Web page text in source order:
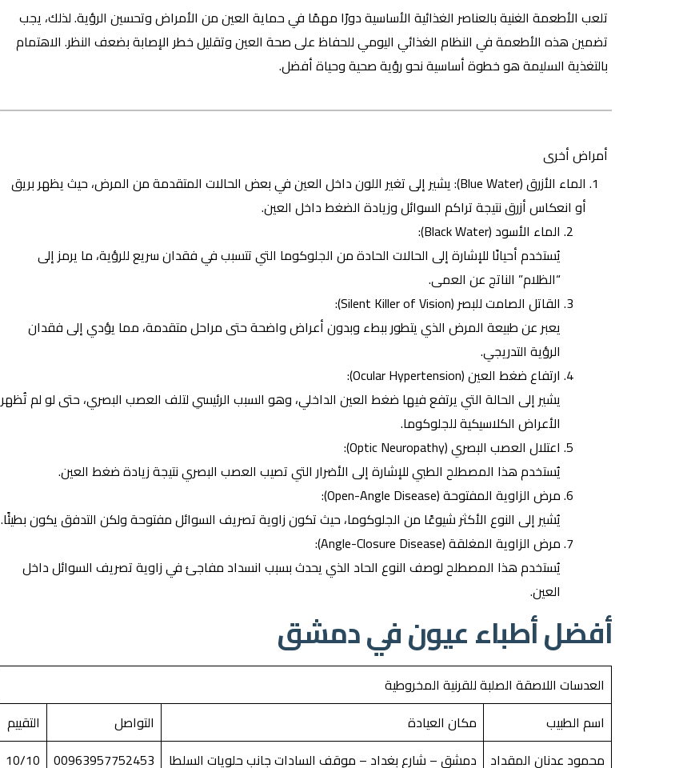
تلعب الأطعمة الغنية بالعناصر الغذائية الأساسية دورًا مهمًا في حماية العين من الأمراض وتحسين الرؤية. لذلك، يجب
تضمين هذه الأطعمة في النظام الغذائي اليومي للحفاظ على صحة العين وتقليل خطر الإصابة بضعف النظر. الاهتمام
بالتغذية السليمة هو خطوة أساسية نحو رؤية صحية وحياة أفضل.
أمراض أخرى
الماء الأزرق (Blue Water): يشير إلى تغير اللون داخل العين في بعض الحالات المتقدمة من المرض، حيث يظهر بريق
أو انعكاس أزرق نتيجة تراكم السوائل وزيادة الضغط داخل العين.
الماء الأسود (Black Water):
يُستخدم أحيانًا للإشارة إلى الحالات الحادة من الجلوكوما التي تتسبب في فقدان سريع للرؤية، ما يرمز إلى
“الظلام” الناتج عن العمى.
القاتل الصامت للبصر (Silent Killer of Vision):
يعبر عن طبيعة المرض الذي يتطور ببطء وبدون أعراض واضحة حتى مراحل متقدمة، مما يؤدي إلى فقدان
الرؤية التدريجي.
ارتفاع ضغط العين (Ocular Hypertension):
يشير إلى الحالة التي يرتفع فيها ضغط العين الداخلي، وهو السبب الرئيسي لتلف العصب البصري، حتى لو لم تُظهر
الأعراض الكلاسيكية للجلوكوما.
اعتلال العصب البصري (Optic Neuropathy):
يُستخدم هذا المصطلح الطبي للإشارة إلى الأضرار التي تصيب العصب البصري نتيجة زيادة ضغط العين.
مرض الزاوية المفتوحة (Open-Angle Disease):
يُشير إلى النوع الأكثر شيوعًا من الجلوكوما، حيث تكون زاوية تصريف السوائل مفتوحة ولكن التدفق يكون بطيئًا.
مرض الزاوية المغلقة (Angle-Closure Disease):
يُستخدم هذا المصطلح لوصف النوع الحاد الذي يحدث بسبب انسداد مفاجئ في زاوية تصريف السوائل داخل
العين.
أفضل أطباء عيون في دمشق
العدسات اللاصقة الصلبة للقرنية المخروطية
اسم الطبيب
مكان العيادة التواصل
التقييم
محمود عدنان المقداد
دمشق – شارع بغداد – موقف السادات جانب حلويات السلطا 00963957752453
10/10